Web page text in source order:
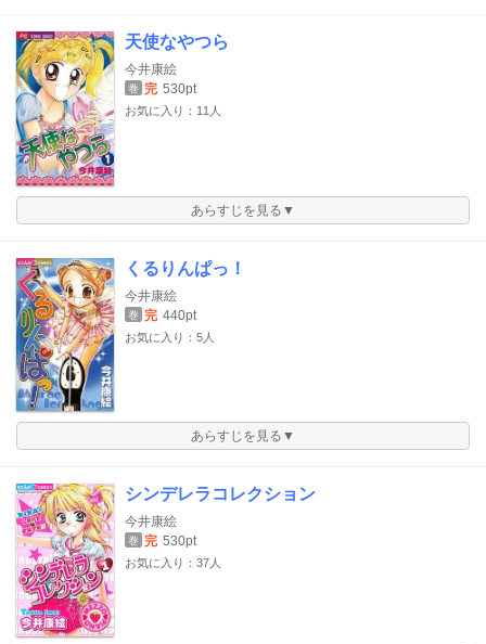
天使なやつら
今井康絵
巻 完 530pt
お気に入り：11人
あらすじを見る▼
くるりんぱっ！
今井康絵
巻 完 440pt
お気に入り：5人
あらすじを見る▼
シンデレラコレクション
今井康絵
巻 完 530pt
お気に入り：37人